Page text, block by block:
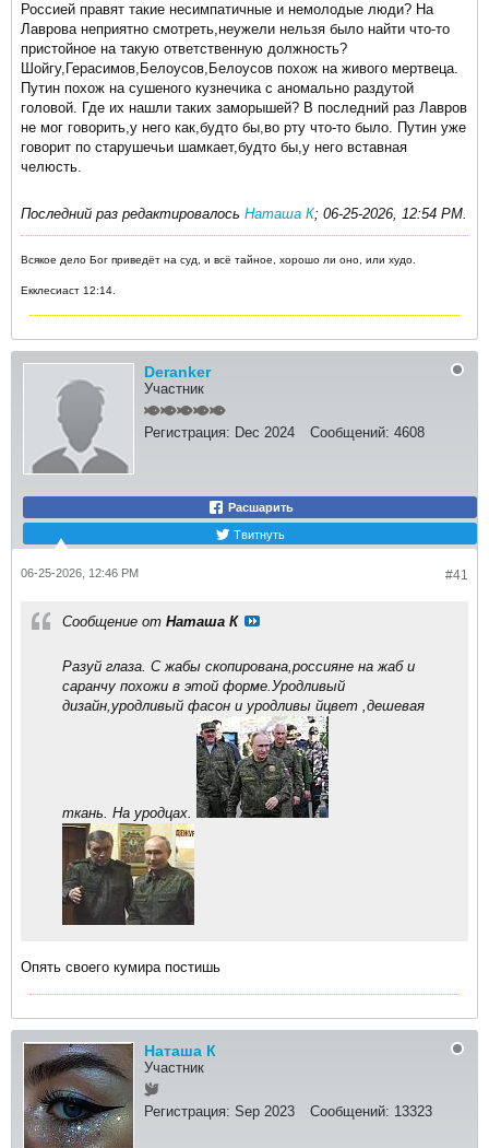
Россией правят такие несимпатичные и немолодые люди? На
Лаврова неприятно смотреть,неужели нельзя было найти что-то
пристойное на такую ответственную должность?
Шойгу,Герасимов,Белоусов,Белоусов похож на живого мертвеца.
Путин похож на сушеного кузнечика с аномально раздутой
головой. Где их нашли таких заморышей? В последний раз Лавров
не мог говорить,у него как,будто бы,во рту что-то было. Путин уже
говорит по старушечьи шамкает,будто бы,у него вставная
челюсть.
Последний раз редактировалось Наташа К; 06-25-2026, 12:54 PM.
Всякое дело Бог приведёт на суд, и всё тайное, хорошо ли оно, или худо.
Екклесиаст 12:14.
Deranker
Участник
Регистрация: Dec 2024 Сообщений: 4608
Расшарить
Твитнуть
#41
06-25-2026, 12:46 PM
Сообщение от Наташа К
Разуй глаза. С жабы скопирована,россияне на жаб и
саранчу похожи в этой форме.Уродливый
дизайн,уродливый фасон и уродливы йцвет ,дешевая
ткань. На уродцах.
Опять своего кумира постишь
Наташа К
Участник
Регистрация: Sep 2023 Сообщений: 13323